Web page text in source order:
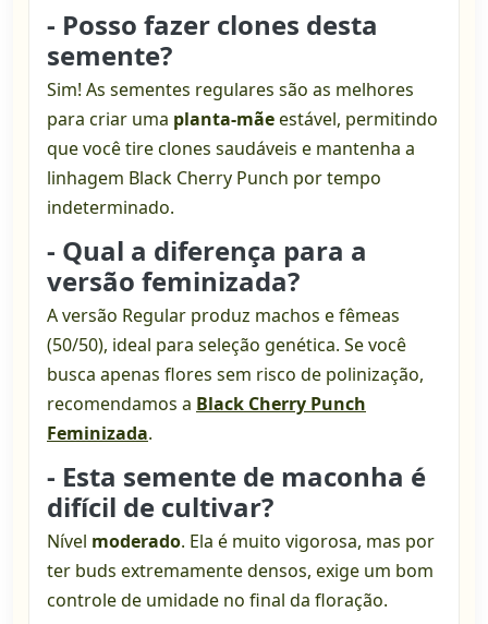
- Posso fazer clones desta
semente?
Sim! As sementes regulares são as melhores
para criar uma planta-mãeestável, permitindo
que você tire clones saudáveis e mantenha a
linhagem Black Cherry Punch por tempo
indeterminado.
- Qual a diferença para a
versão feminizada?
A versão Regular produz machos e fêmeas
(50/50), ideal para seleção genética. Se você
busca apenas flores sem risco de polinização,
recomendamos a Black Cherry Punch
Feminizada.
- Esta semente de maconha é
difícil de cultivar?
Nível moderado. Ela é muito vigorosa, mas por
ter buds extremamente densos, exige um bom
controle de umidade no final da floração.